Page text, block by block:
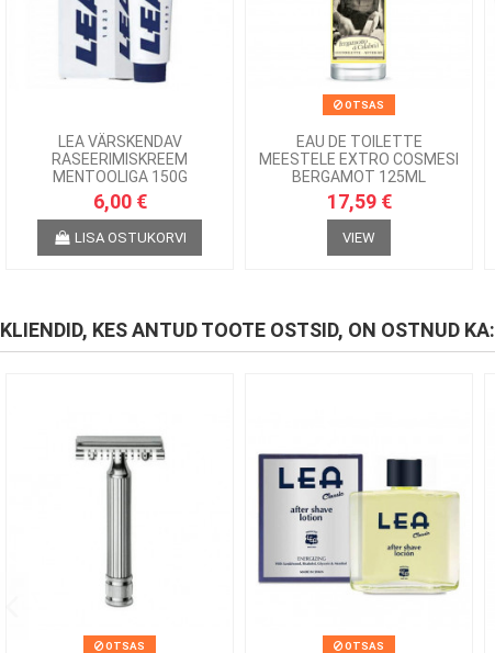
LEA VÄRSKENDAV
RASEERIMISKREEM
MENTOOLIGA 150G
6,00 €
LISA OSTUKORVI
OTSAS
EAU DE TOILETTE
MEESTELE EXTRO COSMESI
BERGAMOT 125ML
17,59 €
VIEW
KLIENDID, KES ANTUD TOOTE OSTSID, ON OSTNUD KA:
OTSAS OTSAS